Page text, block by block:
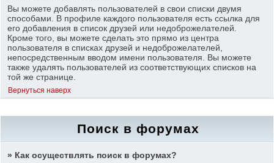
Вы можете добавлять пользователей в свои списки двумя
способами. В профиле каждого пользователя есть ссылка для
его добавления в список друзей или недоброжелателей.
Кроме того, вы можете сделать это прямо из центра
пользователя в списках друзей и недоброжелателей,
непосредственным вводом имени пользователя. Вы можете
также удалять пользователей из соответствующих списков на
той же странице.
Вернуться наверх
Поиск в форумах
» Как осуществлять поиск в форумах?